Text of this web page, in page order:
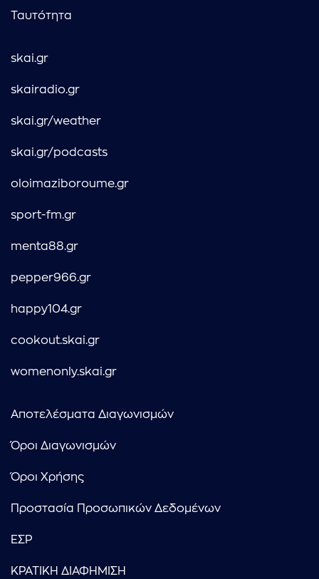
Ταυτότητα
skai.gr
skairadio.gr
skai.gr/weather
skai.gr/podcasts
oloimaziboroume.gr
sport-fm.gr
menta88.gr
pepper966.gr
happy104.gr
cookout.skai.gr
womenonly.skai.gr
Αποτελέσματα Διαγωνισμών
Όροι Διαγωνισμών
Όροι Χρήσης
Προστασία Προσωπικών Δεδομένων
ΕΣΡ
ΚΡΑΤΙΚΗ ΔΙΑΦΗΜΙΣΗ